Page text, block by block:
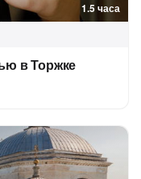
1.5 часа
в Торжке